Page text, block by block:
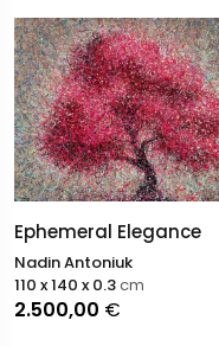
Ephemeral Elegance
Nadin Antoniuk
2.500,00 €
110 x 140 x 0.3cm